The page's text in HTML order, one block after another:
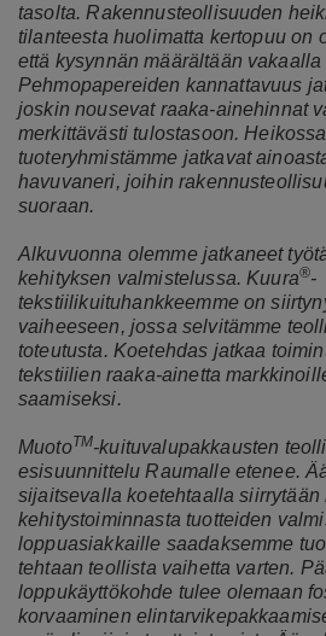
tasolta. Rakennusteollisuuden
tilanteesta huolimatta kertopuu on
että kysynnän määrältään
Pehmopapereiden kannattavuus
joskin nousevat raaka-ainehinnat
merkittävästi tulostasoon.
tuoteryhmistämme jatkavat
havuvaneri, joihin
suoraan.
Alkuvuonna olemme jatkaneet
kehityksen valmistelussa. Kuura®-
tekstiilikuituhankkeemme on
vaiheeseen, jossa selvitämme
toteutusta. Koetehdas jatkaa
tekstiilien raaka-ainetta
saamiseksi.
MuotoTM-kuituvalupakkausten
esisuunnittelu Raumalle etenee.
sijaitsevalla koetehtaalla siirrytään
kehitystoiminnasta tuotteiden
loppuasiakkaille saadaksemme
tehtaan teollista vaihetta varten.
loppukäyttökohde tulee olemaan
korvaaminen